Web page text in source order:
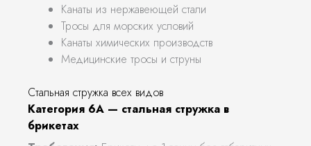
Канаты из нержавеющей стали
Тросы для морских условий
Канаты химических производств
Медицинские тросы и струны
Стальная стружка всех видов
Категория 6А — стальная стружка в
брикетах